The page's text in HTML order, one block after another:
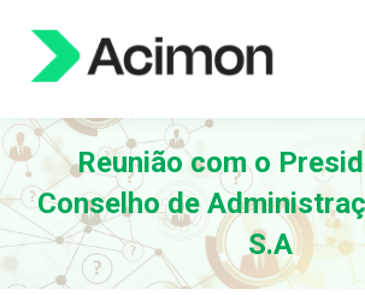
Reunião com o
Conselho de
S.A